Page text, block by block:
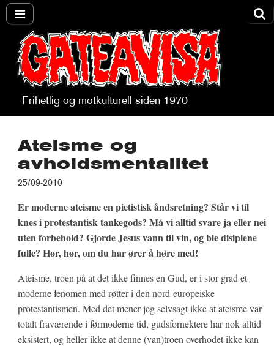
Gateavisa
Frihetlig og motkulturell siden 1970
Ateisme og
avholdsmentalitet
25/09-2010
Er moderne ateisme en pietistisk åndsretning? Står vi til
knes i protestantisk tankegods? Må vi alltid svare ja eller nei
uten forbehold? Gjorde Jesus vann til vin, og ble disiplene
fulle? Hør, hør, om du har ører å høre med!
Ateisme, troen på at det ikke finnes en Gud, er i stor grad et
moderne fenomen med røtter i den nord-europeiske
protestantismen. Med det mener jeg selvsagt ikke at ateisme var
totalt fraværende i førmoderne tid, gudsfornektere har nok alltid
eksistert, og heller ikke at denne (van)troen overhodet ikke kan